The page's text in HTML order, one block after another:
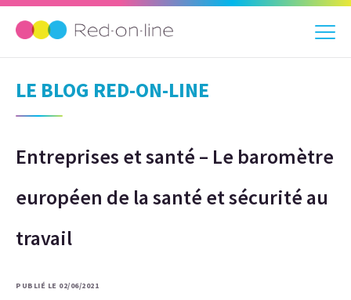
LE BLOG RED-ON-LINE
Entreprises et santé – Le baromètre
européen de la santé et sécurité au
travail
PUBLIÉ LE 02/06/2021